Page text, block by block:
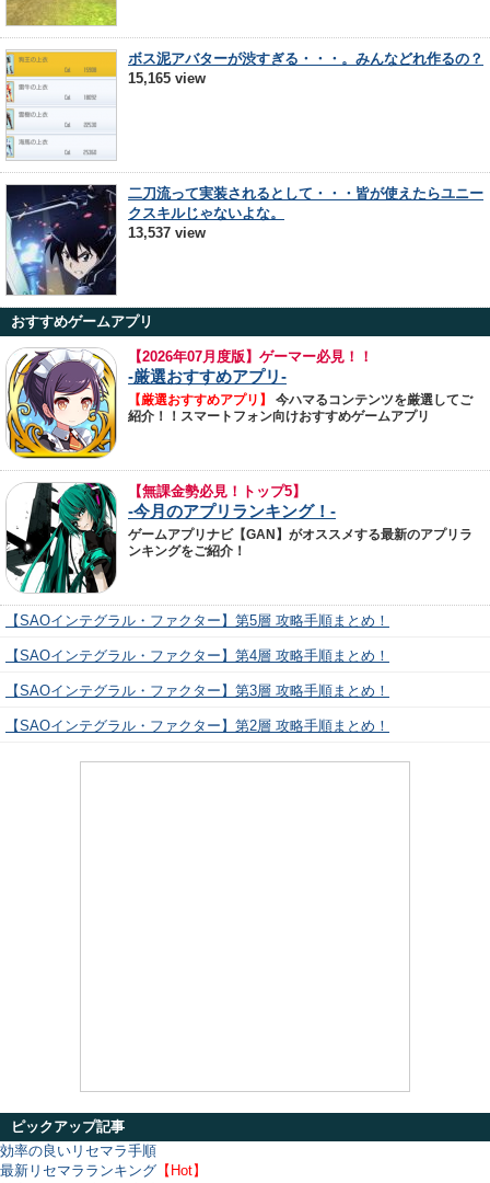
ボス泥アバターが渋すぎる・・・。みんなどれ作るの？
15,165 view
二刀流って実装されるとして・・・皆が使えたらユニー
クスキルじゃないよな。
13,537 view
おすすめゲームアプリ
【2026年07月度版】ゲーマー必見！！
-厳選おすすめアプリ-
【厳選おすすめアプリ】
今ハマるコンテンツを厳選してご
紹介！！スマートフォン向けおすすめゲームアプリ
【無課金勢必見！トップ5】
-今月のアプリランキング！-
ゲームアプリナビ【GAN】がオススメする最新のアプリラ
ンキングをご紹介！
【SAOインテグラル・ファクター】第5層 攻略手順まとめ！
【SAOインテグラル・ファクター】第4層 攻略手順まとめ！
【SAOインテグラル・ファクター】第3層 攻略手順まとめ！
【SAOインテグラル・ファクター】第2層 攻略手順まとめ！
ピックアップ記事
効率の良いリセマラ手順
最新リセマラランキング 【Hot】